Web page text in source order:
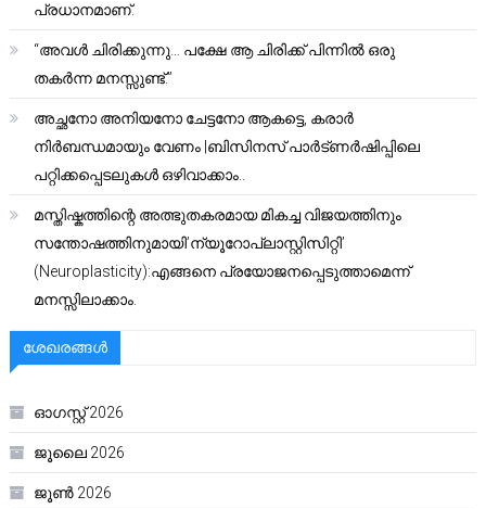
പ്രധാനമാണ്.
“അവൾ ചിരിക്കുന്നു… പക്ഷേ ആ ചിരിക്ക് പിന്നിൽ ഒരു
തകർന്ന മനസ്സുണ്ട്.”
അച്ഛനോ അനിയനോ ചേട്ടനോ ആകട്ടെ, കരാർ
നിർബന്ധമായും വേണം |ബിസിനസ് പാർട്ണർഷിപ്പിലെ
പറ്റിക്കപ്പെടലുകൾ ഒഴിവാക്കാം..
മസ്തിഷ്കത്തിന്റെ അത്ഭുതകരമായ മികച്ച വിജയത്തിനും
സന്തോഷത്തിനുമായി’ന്യൂറോപ്ലാസ്റ്റിസിറ്റി’
(Neuroplasticity):എങ്ങനെ പ്രയോജനപ്പെടുത്താമെന്ന്
മനസ്സിലാക്കാം.
ശേഖരങ്ങൾ
ഓഗസ്റ്റ്‌ 2026
ജൂലൈ 2026
ജൂൺ 2026